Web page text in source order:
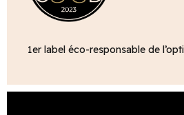
1er label éco-responsable de